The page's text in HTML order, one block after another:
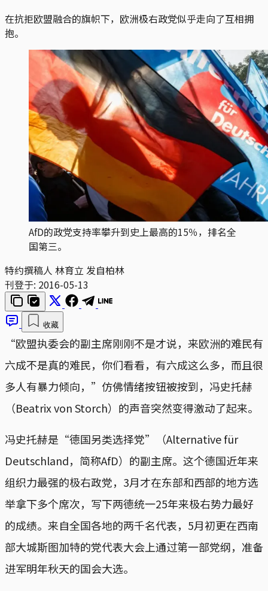
在抗拒欧盟融合的旗帜下，欧洲极右政党似乎走向了互相拥
抱。
AfD的政党支持率攀升到史上最高的15％，排名全
国第三。
特约撰稿人 林育立 发自柏林
刊登于: 2016-05-13
收藏
“欧盟执委会的副主席刚刚不是才说，来欧洲的难民有
六成不是真的难民，你们看看，有六成这么多，而且很
多人有暴力倾向，”仿佛情绪按钮被按到，冯史托赫
（Beatrix von Storch）的声音突然变得激动了起来。
冯史托赫是“德国另类选择党”（Alternative für
Deutschland，简称AfD）的副主席。这个德国近年来
组织力最强的极右政党，3月才在东部和西部的地方选
举拿下多个席次，写下两德统一25年来极右势力最好
的成绩。来自全国各地的两千名代表，5月初更在西南
部大城斯图加特的党代表大会上通过第一部党纲，准备
进军明年秋天的国会大选。